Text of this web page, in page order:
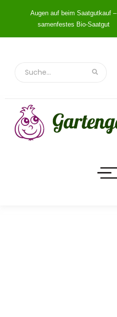
Augen auf beim Saatgutkauf –
samenfestes Bio-Saatgut